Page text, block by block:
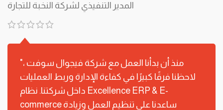
المدير التنفيذي لشركة النخبة للتجارة
"منذ أن بدأنا العمل مع شركة فيجوال سوفت ،
لاحظنا فرقًا كبيرًا في كفاءة الإدارة وربط العمليات
داخل شركتنا. نظام Excellence ERP & E-
commerce ساعدنا على تنظيم العمل وزيادة